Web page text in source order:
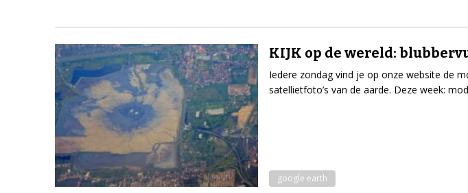
KIJK op de wereld:
Iedere zondag vind je op onze website de
satellietfoto’s van de aarde. Deze week:
google earth